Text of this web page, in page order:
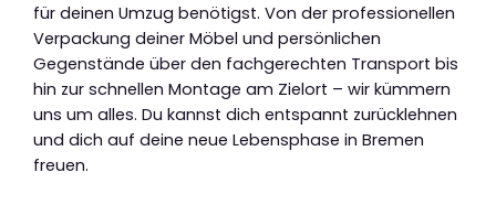
für deinen Umzug benötigst. Von der professionellen
Verpackung deiner Möbel und persönlichen
Gegenstände über den fachgerechten Transport bis
hin zur schnellen Montage am Zielort – wir kümmern
uns um alles. Du kannst dich entspannt zurücklehnen
und dich auf deine neue Lebensphase in Bremen
freuen.